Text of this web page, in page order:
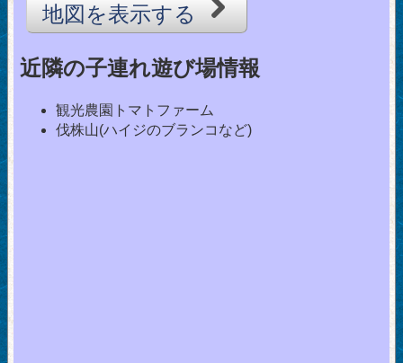
地図を表示する
近隣の子連れ遊び場情報
観光農園トマトファーム
伐株山(ハイジのブランコなど)